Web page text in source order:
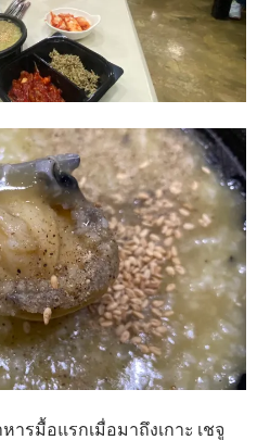
รมื้อแรกเมื่อมาถึงเกาะ เชจู